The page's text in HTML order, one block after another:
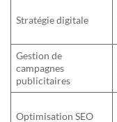
Stratégie digitale
Gestion de
campagnes
publicitaires
Optimisation SEO